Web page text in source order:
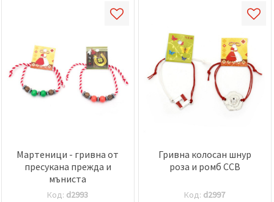
Мартеници - гривна от
пресукана прежда и
мъниста
Код: d2993
Гривна колосан шнур
роза и ромб ССВ
Код: d2997